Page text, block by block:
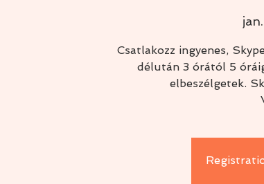
Csatlakozz ingyenes,
délután 3 órától 5
elbeszélgetek.